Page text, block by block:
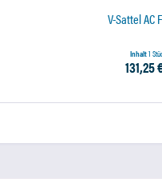
V-Sattel AC
Inhalt1
131,25